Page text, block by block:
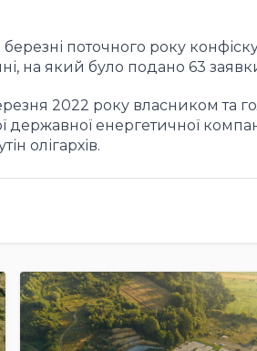
поточного року
на який було подано 63
2022 року власником та
державної енергетичної
олігархів.